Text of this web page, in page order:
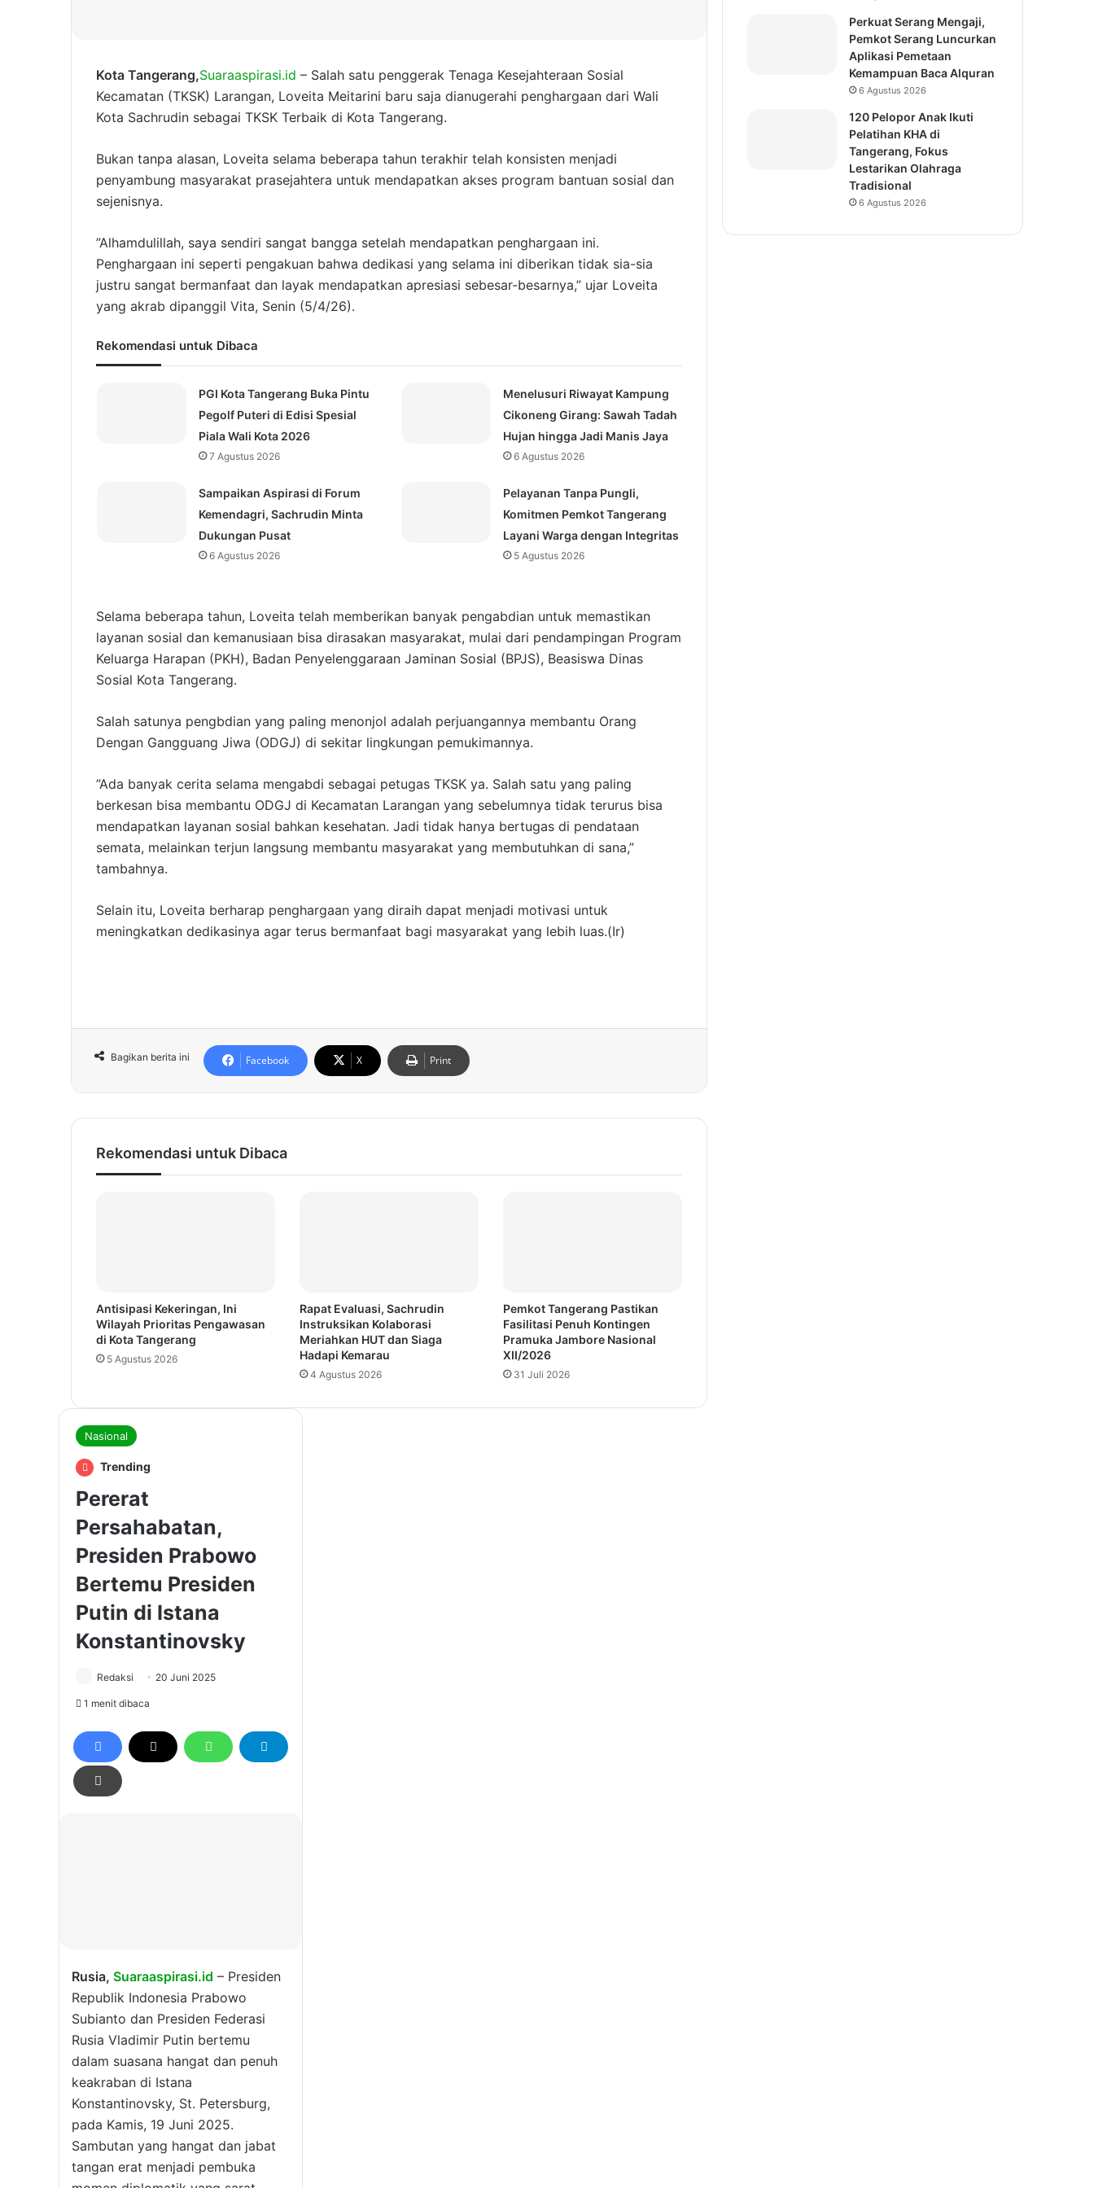
Kota Tangerang,Suaraaspirasi.id – Salah satu penggerak Tenaga Kesejahteraan Sosial
Kecamatan (TKSK) Larangan, Loveita Meitarini baru saja dianugerahi penghargaan dari Wali
Kota Sachrudin sebagai TKSK Terbaik di Kota Tangerang.
Bukan tanpa alasan, Loveita selama beberapa tahun terakhir telah konsisten menjadi
penyambung masyarakat prasejahtera untuk mendapatkan akses program bantuan sosial dan
sejenisnya.
”Alhamdulillah, saya sendiri sangat bangga setelah mendapatkan penghargaan ini.
Penghargaan ini seperti pengakuan bahwa dedikasi yang selama ini diberikan tidak sia-sia
justru sangat bermanfaat dan layak mendapatkan apresiasi sebesar-besarnya,” ujar Loveita
yang akrab dipanggil Vita, Senin (5/4/26).
Rekomendasi untuk Dibaca
PGI Kota Tangerang Buka Pintu
Pegolf Puteri di Edisi Spesial
Piala Wali Kota 2026
7 Agustus 2026
Menelusuri Riwayat Kampung
Cikoneng Girang: Sawah Tadah
Hujan hingga Jadi Manis Jaya
6 Agustus 2026
Sampaikan Aspirasi di Forum
Kemendagri, Sachrudin Minta
Dukungan Pusat
6 Agustus 2026
Pelayanan Tanpa Pungli,
Komitmen Pemkot Tangerang
Layani Warga dengan Integritas
5 Agustus 2026
Selama beberapa tahun, Loveita telah memberikan banyak pengabdian untuk memastikan
layanan sosial dan kemanusiaan bisa dirasakan masyarakat, mulai dari pendampingan Program
Keluarga Harapan (PKH), Badan Penyelenggaraan Jaminan Sosial (BPJS), Beasiswa Dinas
Sosial Kota Tangerang.
Salah satunya pengbdian yang paling menonjol adalah perjuangannya membantu Orang
Dengan Gangguang Jiwa (ODGJ) di sekitar lingkungan pemukimannya.
”Ada banyak cerita selama mengabdi sebagai petugas TKSK ya. Salah satu yang paling
berkesan bisa membantu ODGJ di Kecamatan Larangan yang sebelumnya tidak terurus bisa
mendapatkan layanan sosial bahkan kesehatan. Jadi tidak hanya bertugas di pendataan
semata, melainkan terjun langsung membantu masyarakat yang membutuhkan di sana,”
tambahnya.
Selain itu, Loveita berharap penghargaan yang diraih dapat menjadi motivasi untuk
meningkatkan dedikasinya agar terus bermanfaat bagi masyarakat yang lebih luas.(Ir)
Bagikan berita ini Facebook X Print
Rekomendasi untuk Dibaca
Antisipasi Kekeringan, Ini
Wilayah Prioritas Pengawasan
di Kota Tangerang
5 Agustus 2026
Rapat Evaluasi, Sachrudin
Instruksikan Kolaborasi
Meriahkan HUT dan Siaga
Hadapi Kemarau
4 Agustus 2026
Pemkot Tangerang Pastikan
Fasilitasi Penuh Kontingen
Pramuka Jambore Nasional
XII/2026
31 Juli 2026
Perkuat Serang Mengaji,
Pemkot Serang Luncurkan
Aplikasi Pemetaan
Kemampuan Baca Alquran
6 Agustus 2026
120 Pelopor Anak Ikuti
Pelatihan KHA di
Tangerang, Fokus
Lestarikan Olahraga
Tradisional
6 Agustus 2026